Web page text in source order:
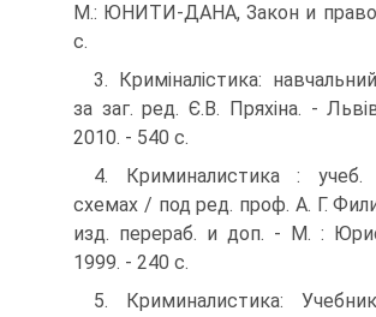
М.: ЮНИТИ-ДАНА, Закон и
с.
3. Криміналістика:
за заг. ред. Є.В. Пряхіна. -
2010. - 540 с.
4. Криминалистика :
схемах / под ред. проф. А. Г.
изд. перераб. и доп. - М. :
1999. - 240 с.
5. Криминалистика: